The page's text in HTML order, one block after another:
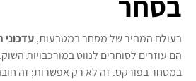
בעולם המהיר של מסחר במטבעות,
הם עוזרים לסוחרים לנווט במורכבויות
במסחר בפורקס. זה לא רק אפשרות; זה